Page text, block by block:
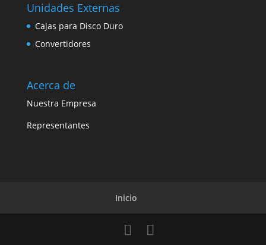
Unidades Externas
Cajas para Disco Duro
Convertidores
Acerca de
Nuestra Empresa
Representantes
Inicio